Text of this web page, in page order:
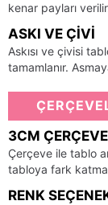
kenar payları
ASKI VE ÇIVI
Askısı ve çivisi
tamamlanır.
3CM
Çerçeve ile tablo
tabloya fark
RENK